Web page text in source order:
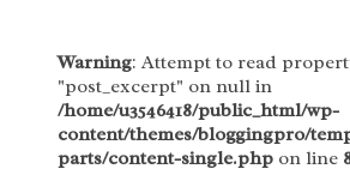
Warning: Attempt to read
"post_excerpt" on null in
/home/u3546418/public_html/wp-
content/themes/bloggingpro/
parts/content-single.php on line